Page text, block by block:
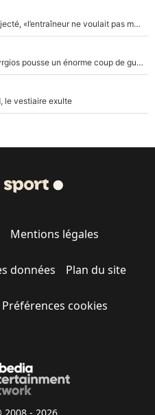
Mercato - OM : Un grand nom a été éjecté, «l’entraîneur ne voulait pas me conserver»
Victime de racisme contre Murray, Kyrgios pousse un énorme coup de gueule !
le vestiaire exulte
Mentions légales
données Plan du site
Préférences cookies